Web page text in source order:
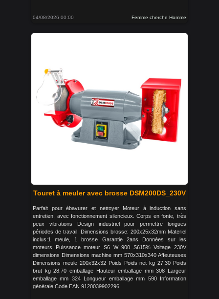
04/08/2026 00:00 Femme cherche Homme
Touret à meuler avec brosse DSM200DS_230V
Parfait pour ébavurer et nettoyer Moteur à induction sans
entretien, avec fonctionnement silencieux. Corps en fonte, très
peux vibrations Design industriel pour permettre longues
périodes de travail. Dimensions brosse: 200x25x32mm Materiel
inclus:1 meule, 1 brosse Garantie 2ans Données sur les
moteurs Puissance moteur S6 W 900 S615% Voltage 230V
dimensions Dimensions machine mm 570x310x340 Affeuteuses
Dimensions meule 200x32x32 Poids Poids net kg 27.30 Poids
brut kg 28.70 emballage Hauteur emballage mm 308 Largeur
emballage mm 324 Longueur emballage mm 590 Information
générale Code EAN 9120039902296